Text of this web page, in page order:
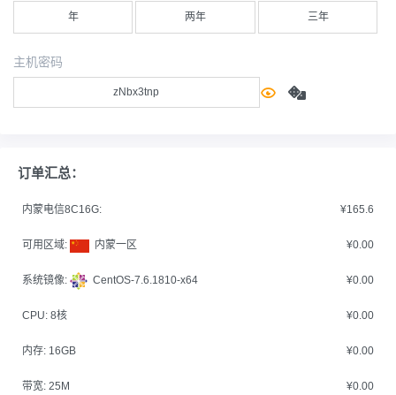
年 两年 三年
主机密码
订单汇总：
内蒙电信8C16G: ¥165.6
可用区域: 内蒙一区 ¥0.00
系统镜像: CentOS-7.6.1810-x64 ¥0.00
CPU: 8核 ¥0.00
内存: 16GB ¥0.00
带宽: 25M ¥0.00